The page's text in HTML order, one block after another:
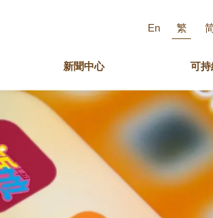
En 繁
副主席的話 集團管理層
我們的歷史時刻
酒店
英皇駿景酒店
英皇娛樂酒店
盛世酒店
The Unit租住品牌
數碼媒體
新聞中心 可
綠色行動 關護員工